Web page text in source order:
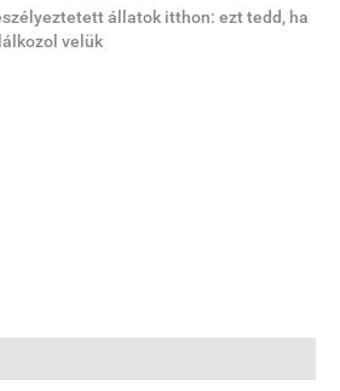
állatok itthon: ezt tedd, ha
velük